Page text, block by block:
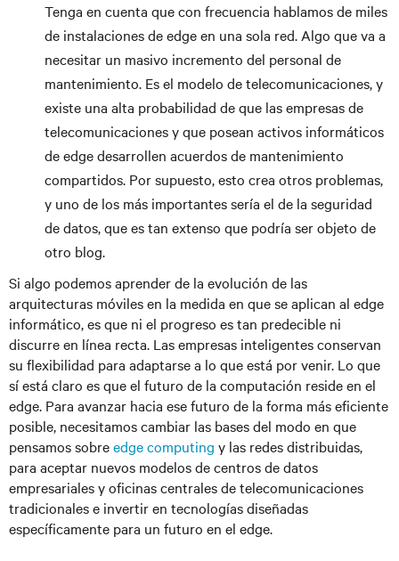
Tenga en cuenta que con frecuencia hablamos de miles
de instalaciones de edge en una sola red. Algo que va a
necesitar un masivo incremento del personal de
mantenimiento. Es el modelo de telecomunicaciones, y
existe una alta probabilidad de que las empresas de
telecomunicaciones y que posean activos informáticos
de edge desarrollen acuerdos de mantenimiento
compartidos. Por supuesto, esto crea otros problemas,
y uno de los más importantes sería el de la seguridad
de datos, que es tan extenso que podría ser objeto de
otro blog.
Si algo podemos aprender de la evolución de las
arquitecturas móviles en la medida en que se aplican al edge
informático, es que ni el progreso es tan predecible ni
discurre en línea recta. Las empresas inteligentes conservan
su flexibilidad para adaptarse a lo que está por venir. Lo que
sí está claro es que el futuro de la computación reside en el
edge. Para avanzar hacia ese futuro de la forma más eficiente
posible, necesitamos cambiar las bases del modo en que
pensamos sobreedge computing y las redes distribuidas,
para aceptar nuevos modelos de centros de datos
empresariales y oficinas centrales de telecomunicaciones
tradicionales e invertir en tecnologías diseñadas
específicamente para un futuro en el edge.